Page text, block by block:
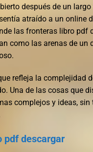
después de un
atraído a un online
las fronteras libro pdf
como las arenas de un
refleja la complejidad
Una de las cosas que
complejos y ideas,
pdf descargar